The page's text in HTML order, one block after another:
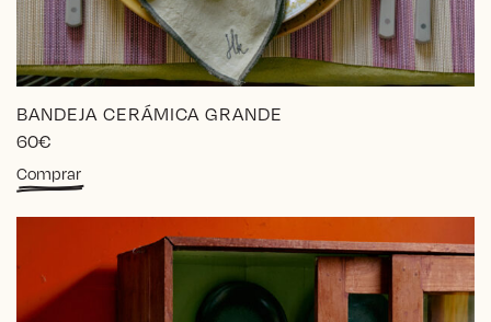
BANDEJA CERÁMICA GRANDE
60€
Comprar